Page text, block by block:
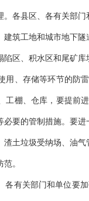
各县区、各有关部
筑工地和城市地下
陷区、积水区和尾矿
用、存储等环节的防
工棚、仓库，要提前
要的管制措施。要
土垃圾受纳场、油
。
各有关部门和单位要